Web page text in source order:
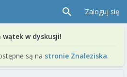
Zaloguj się
w dyskusji!
są na stronie Znaleziska.